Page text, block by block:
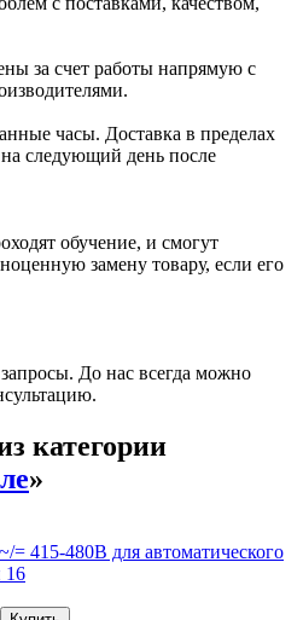
за счет работы напрямую с
часы. Доставка в пределах
следующий день после
обучение, и смогут
замену товару, если его
До нас всегда можно
категории
»
= 415-480B для автоматического
16